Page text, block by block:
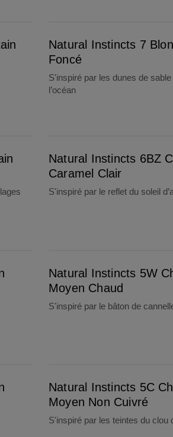
Natural Instincts 7
Foncé
S'inspiré par les dunes de
l’océan
Natural Instincts 6BZ
Caramel Clair
S'inspiré par le reflet du soleil
Natural Instincts 5W
Moyen Chaud
S'inspiré par le bâton de
Natural Instincts 5C
Moyen Non Cuivré
S'inspiré par les teintes du clou